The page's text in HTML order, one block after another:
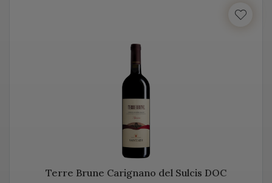
hectare de viță de vie, fiind unul dintre cei mai mari
ajunge în întreaga lume și îi bucură pe cei ce îi cunosc
istoria, tradiția, modul de preparare, dar și pe cel de
Diversitatea etichetelor de vin de pe Vino Italia este
numeroasă și asta pentru că ne dorim să aducem Italia
Terre Brune Carignano del Sulcis DOC